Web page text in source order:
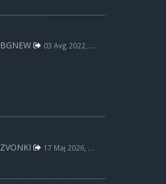
BGNEW 03 Avg 2022, 09:59
ZVONKI 17 Maj 2026, 15:31